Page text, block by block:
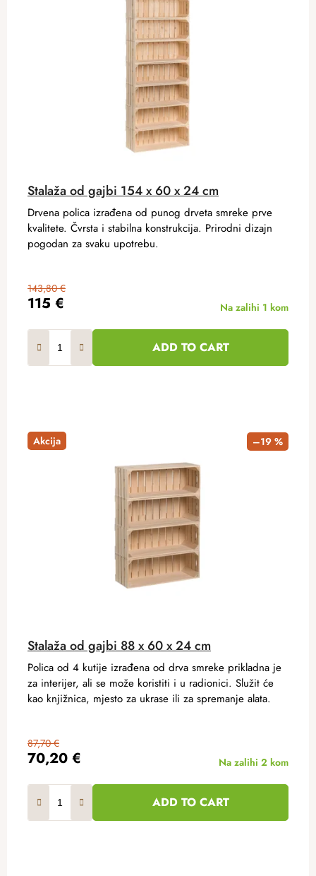
Stalaža od gajbi 154 x 60 x 24 cm
115 €
143,80 €
Na zalihi 1 kom
ADD TO CART
Drvena polica izrađena od punog drveta smreke prve
kvalitete. Čvrsta i stabilna konstrukcija. Prirodni dizajn
pogodan za svaku upotrebu.
Akcija –19 %
Stalaža od gajbi 88 x 60 x 24 cm
70,20 €
87,70 €
Na zalihi 2 kom
ADD TO CART
Polica od 4 kutije izrađena od drva smreke prikladna je
za interijer, ali se može koristiti i u radionici. Služit će
kao knjižnica, mjesto za ukrase ili za spremanje alata.